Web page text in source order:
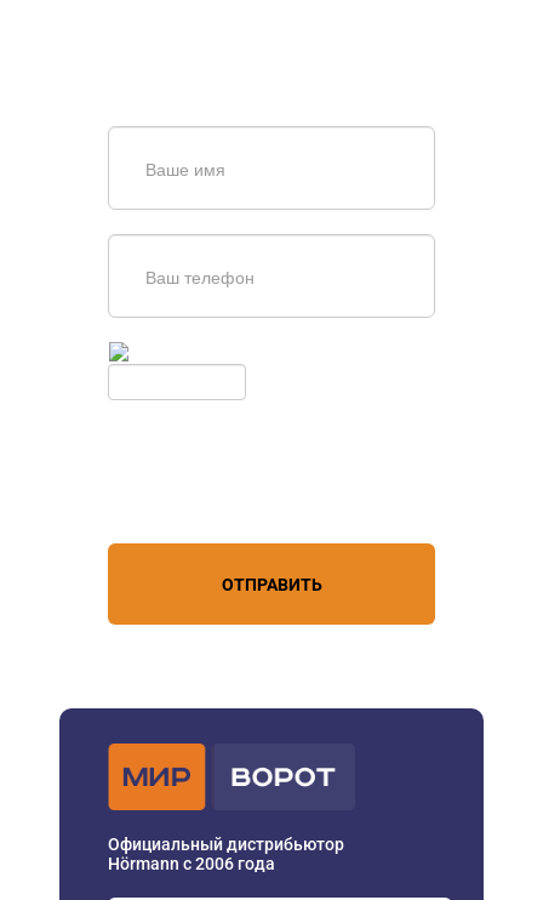
ОТПРАВИТЬ
Официальный дистрибьютор
Hörmann с 2006 года